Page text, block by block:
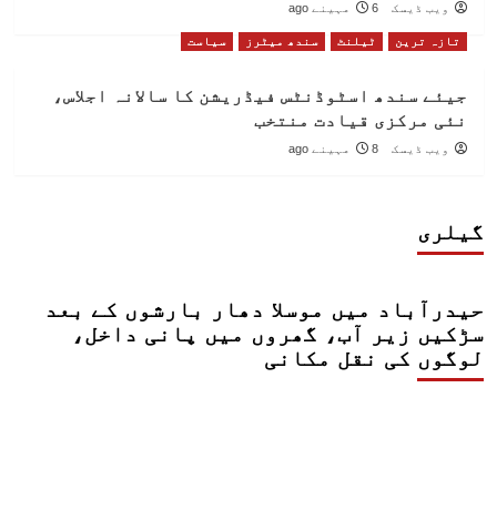
ویب ڈیسک 6 مہینے ago
تازہ ترین ٹیلنٹ سندھ میٹرز سیاست
جیئے سندھ اسٹوڈنٹس فیڈریشن کا سالانہ اجلاس،
نئی مرکزی قیادت منتخب
ویب ڈیسک 8 مہینے ago
گیلری
حیدرآباد میں موسلا دھار بارشوں کے بعد
سڑکیں زیر آب، گھروں میں پانی داخل،
لوگوں کی نقل مکانی